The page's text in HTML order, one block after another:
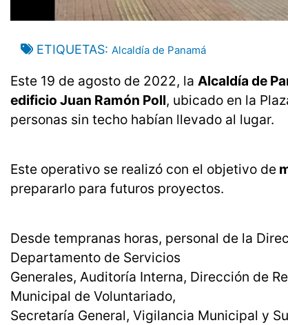
ETIQUETAS Alcaldía de Panamá
Este 19 de agosto de 2022, la Alcaldía de
edificio Juan Ramón Poll, ubicado en la
personas sin techo habían llevado al lugar.
Este operativo se realizó con el objetivo de
prepararlo para futuros proyectos.
Desde tempranas horas, personal de la
Departamento de Servicios
Generales, Auditoría Interna, Dirección de
Municipal de Voluntariado,
Secretaría General, Vigilancia Municipal y